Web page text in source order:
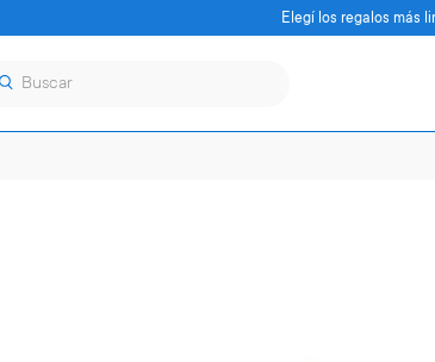
Elegí los regalos más